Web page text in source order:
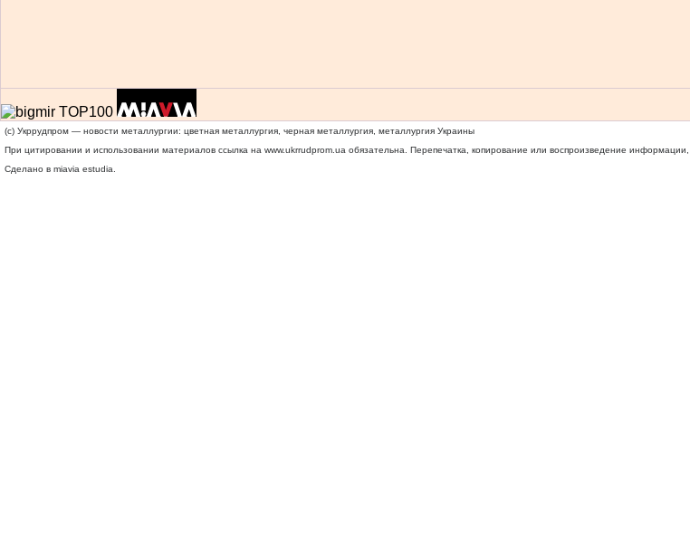
(c) Укррудпром — новости металлургии: цветная металлургия, черная металлургия, металлургия Украины
При цитировании и использовании материалов ссылка на www.ukrrudprom.ua обязательна. Перепечатка, копирование или воспроизведение
Сделано в miavia estudia.